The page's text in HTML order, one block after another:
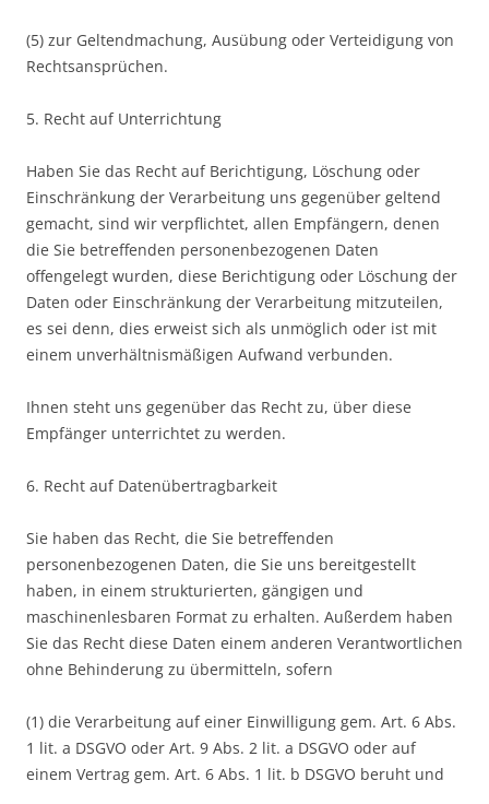
(5) zur Geltendmachung, Ausübung oder Verteidigung von
Rechtsansprüchen.
5. Recht auf Unterrichtung
Haben Sie das Recht auf Berichtigung, Löschung oder
Einschränkung der Verarbeitung uns gegenüber geltend
gemacht, sind wir verpflichtet, allen Empfängern, denen
die Sie betreffenden personenbezogenen Daten
offengelegt wurden, diese Berichtigung oder Löschung der
Daten oder Einschränkung der Verarbeitung mitzuteilen,
es sei denn, dies erweist sich als unmöglich oder ist mit
einem unverhältnismäßigen Aufwand verbunden.
Ihnen steht uns gegenüber das Recht zu, über diese
Empfänger unterrichtet zu werden.
6. Recht auf Datenübertragbarkeit
Sie haben das Recht, die Sie betreffenden
personenbezogenen Daten, die Sie uns bereitgestellt
haben, in einem strukturierten, gängigen und
maschinenlesbaren Format zu erhalten. Außerdem haben
Sie das Recht diese Daten einem anderen Verantwortlichen
ohne Behinderung zu übermitteln, sofern
(1) die Verarbeitung auf einer Einwilligung gem. Art. 6 Abs.
1 lit. a DSGVO oder Art. 9 Abs. 2 lit. a DSGVO oder auf
einem Vertrag gem. Art. 6 Abs. 1 lit. b DSGVO beruht und